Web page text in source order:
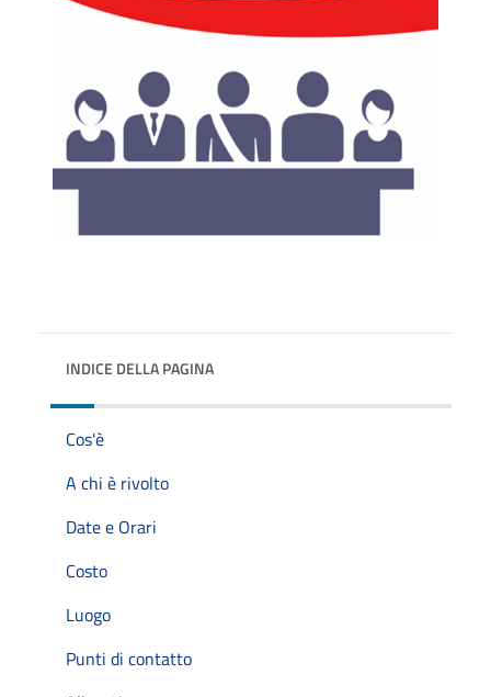
INDICE DELLA PAGINA
Cos'è
A chi è rivolto
Date e Orari
Costo
Luogo
Punti di contatto